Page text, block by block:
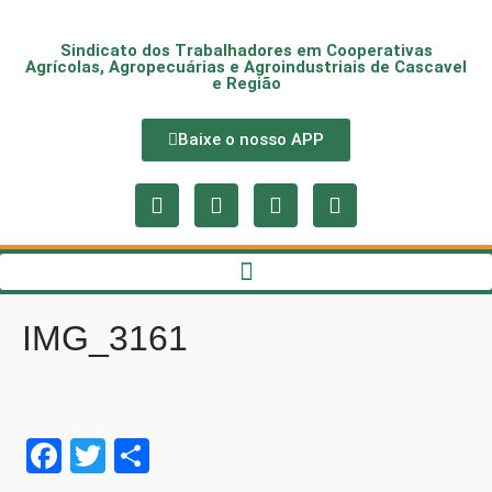
Sindicato dos Trabalhadores em Cooperativas
Agrícolas, Agropecuárias e Agroindustriais de Cascavel
e Região
Baixe o nosso APP
IMG_3161
Fa
T